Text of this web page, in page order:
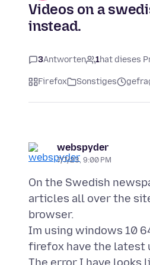
Videos on a
instead.
3Antworten 1hat dieses
Firefox Sonstiges
webspyder
7/7/23, 9:00 PM
On the Swedish
articles all over the
browser.
Im using windows 10
firefox have the latest